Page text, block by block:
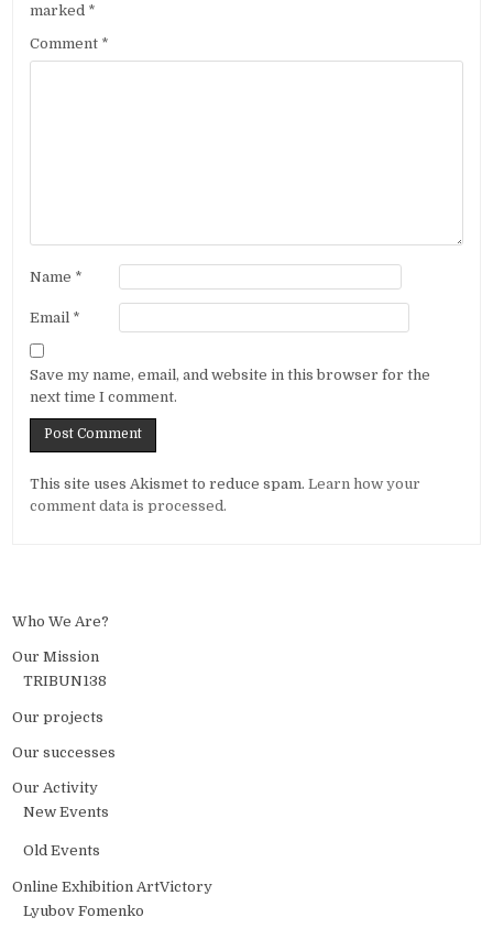
marked *
Comment *
Name *
Email *
Save my name, email, and website in this browser for the
next time I comment.
This site uses Akismet to reduce spam.Learn how your
comment data is processed.
Who We Are?
Our Mission
TRIBUN138
Our projects
Our successes
Our Activity
New Events
Old Events
Online Exhibition ArtVictory
Lyubov Fomenko